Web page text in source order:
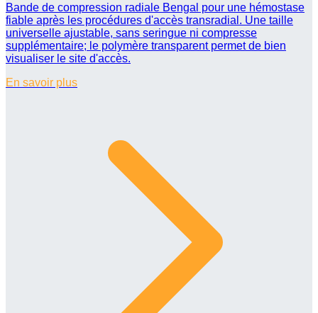
Bande de compression radiale Bengal pour une hémostase
fiable après les procédures d'accès transradial. Une taille
universelle ajustable, sans seringue ni compresse
supplémentaire; le polymère transparent permet de bien
visualiser le site d'accès.
En savoir plus